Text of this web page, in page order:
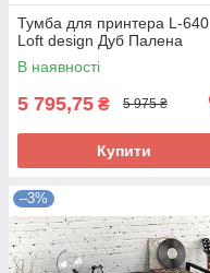
Тумба для принтера L-640
Loft design Дуб Палена
В наявності
5 795,75 ₴ 5 975 ₴
Купити
–3%